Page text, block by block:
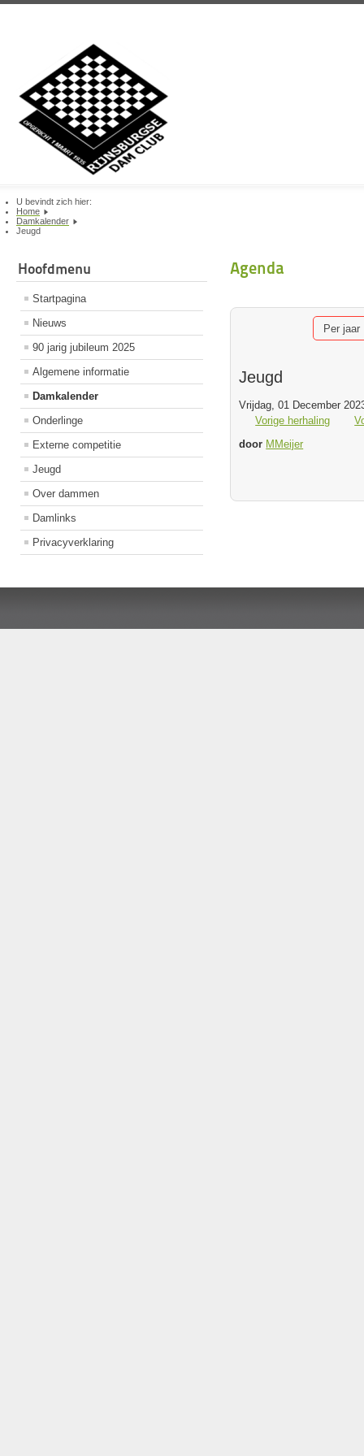
U bevindt zich hier:
Home
Damkalender
Jeugd
Hoofdmenu
Startpagina
Nieuws
90 jarig jubileum 2025
Algemene informatie
Damkalender
Onderlinge
Externe competitie
Jeugd
Over dammen
Damlinks
Privacyverklaring
Agenda
Per jaar
Jeugd
Vrijdag, 01 December
Vorige herhaling
door MMeijer